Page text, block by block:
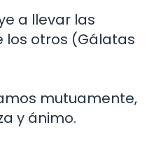
a llevar las
los otros (Gálatas
mutuamente,
y ánimo.